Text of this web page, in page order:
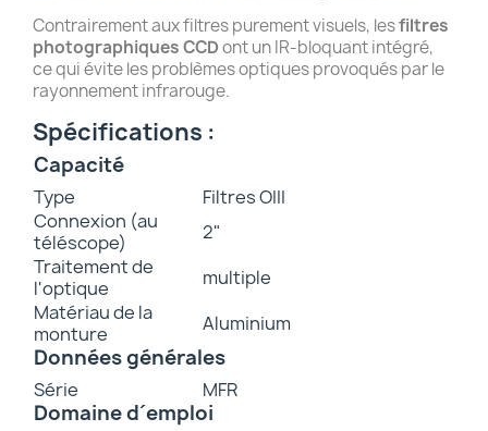
Contrairement aux filtres purement visuels, lesfiltres
photographiques CCDont un IR-bloquant intégré,
ce qui évite les problèmes optiques provoqués par le
rayonnement infrarouge.
Spécifications :
Capacité
Type
Filtres OIII
Connexion (au
téléscope)
2"
Traitement de
l'optique
multiple
Matériau de la
monture
Aluminium
Données générales
Série MFR
Domaine d´emploi